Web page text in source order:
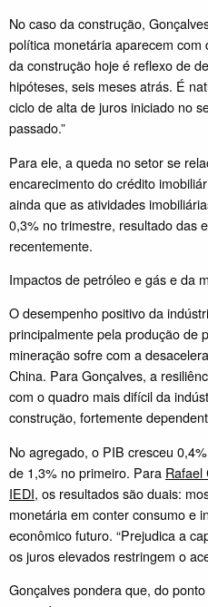
No caso da construção,
política monetária aparecem com
da construção hoje é reflexo de
hipóteses, seis meses atrás. É
ciclo de alta de juros iniciado no
passado.”
Para ele, a queda no setor se
encarecimento do crédito
ainda que as atividades
0,3% no trimestre, resultado das
recentemente.
Impactos de petróleo e gás e da
O desempenho positivo da
principalmente pela produção de
mineração sofre com a
China. Para Gonçalves, a
com o quadro mais difícil da
construção, fortemente
No agregado, o PIB cresceu
de 1,3% no primeiro. Para Rafael
IEDI, os resultados são duais:
monetária em conter consumo e
econômico futuro. “Prejudica a
os juros elevados restringem o
Gonçalves pondera que, do